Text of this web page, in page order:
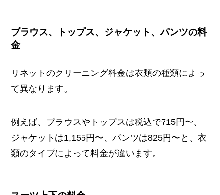
ブラウス、トップス、ジャケット、パンツの料
金
リネットのクリーニング料金は衣類の種類によっ
て異なります。
例えば、ブラウスやトップスは税込で715円〜、
ジャケットは1,155円〜、パンツは825円〜と、衣
類のタイプによって料金が違います。